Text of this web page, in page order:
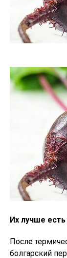
Их лучше
После
болгарский